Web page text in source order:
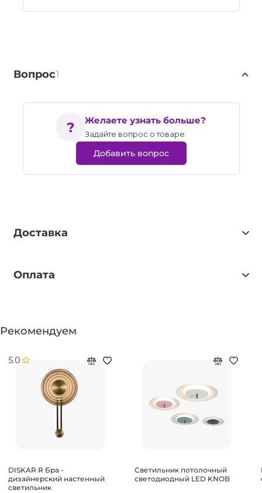
Вопрос1
Желаете узнать больше?
Задайте вопрос о товаре
Добавить вопрос
Доставка
Оплата
Рекомендуем
5.0
DISKAR R Бра -
дизайнерский настенный
светильник
Светильник потолочный
светодиодный LED KNOB